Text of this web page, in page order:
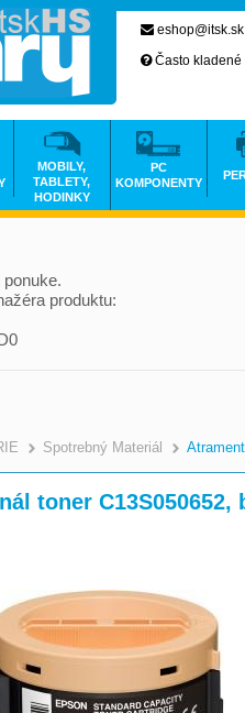
produktu:
>
Spotrebný Materiál
toner C13S050652,
eshop@itsk.sk
Často kladené
MOBILY,
TABLETY,
HODINKY
PC
KOMPONENTY